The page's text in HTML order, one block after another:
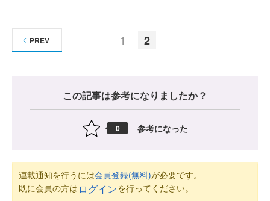
1 2
PREV
この記事は参考になりましたか？
0 参考になった
連載通知を行うには会員登録(無料)が必要です。
既に会員の方は ログインを行ってください。